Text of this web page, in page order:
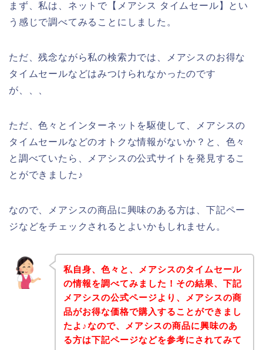
まず、私は、ネットで【メアシス タイムセール】とい
う感じで調べてみることにしました。
ただ、残念ながら私の検索力では、メアシスのお得な
タイムセールなどはみつけられなかったのです
が、、、
ただ、色々とインターネットを駆使して、メアシスの
タイムセールなどのオトクな情報がないか？と、色々
と調べていたら、メアシスの公式サイトを発見するこ
とができました♪
なので、メアシスの商品に興味のある方は、下記ペー
ジなどをチェックされるとよいかもしれません。
私自身、色々と、メアシスのタイムセール
の情報を調べてみました！その結果、下記
メアシスの公式ページより、メアシスの商
品がお得な価格で購入することができまし
たよ♪なので、メアシスの商品に興味のあ
る方は下記ページなどを参考にされてみて